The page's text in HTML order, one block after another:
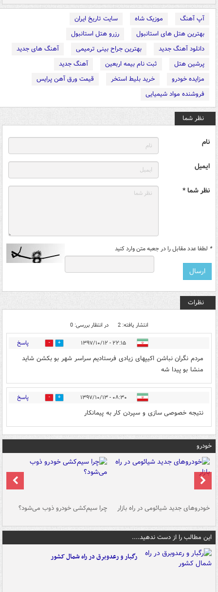
آپ آهنگ موزیک شاه
سایت تاریخ ایران
بهترین هتل های استانبول
رزرو هتل استانبول
دانلود آهنگ جدید
بهترین جراح بینی ترمیمی
آهنگ های جدید
پرشین هتل
ثبت نام بیمه اربعین
آهنگ جدید
مزایده خودرو
خرید بلیط استخر
قیمت ورق آهن پرایس
فروشنده مواد شیمیایی
نظر شما
نام
ایمیل
نظر شما *
* لطفا عدد مقابل را در جعبه متن وارد کنید
نظرات
انتشار یافته: 2 در انتظار بررسی: 0
۲۲:۱۵ - ۱۳۹۷/۱۰/۱۲ 11 پاسخ
مردم نگران نباشن اکیپهای زیادی فرستادیم سراسر شهر بو بکشن شاید
منشا بو پیدا شه
۰۸:۳۰ - ۱۳۹۷/۱۰/۱۳ 0 پاسخ
نتیجه خصوصی سازی و سپردن کار به پیمانکار
خودرو
خودروهای جدید شیائومی در راه بازار چرا سیم‌کشی خودرو ذوب می‌شود؟
این مطالب را از دست ندهید....
رگبار و رعدوبرق در راه شمال کشور